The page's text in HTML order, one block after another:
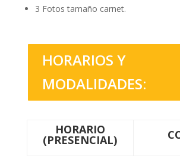
3 Fotos tamaño carnet.
HORARIOS Y
MODALIDADES:
HORARIO
(PRESENCIAL)